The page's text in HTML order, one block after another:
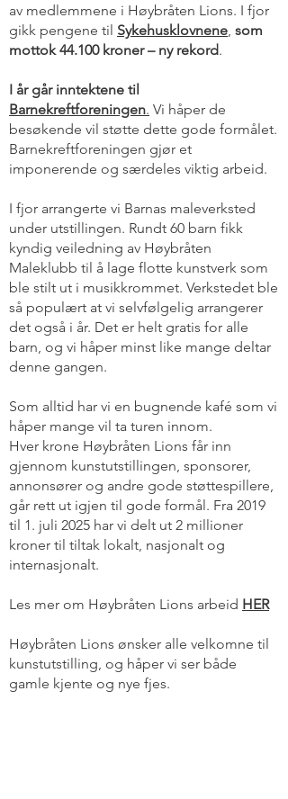
av medlemmene i Høybråten Lions. I fjor
gikk pengene til Sykehusklovnene, som
mottok 44.100 kroner – ny rekord.
I år går inntektene til
Barnekreftforeningen. Vi håper de
besøkende vil støtte dette gode formålet.
Barnekreftforeningen gjør et
imponerende og særdeles viktig arbeid.
I fjor arrangerte vi Barnas maleverksted
under utstillingen. Rundt 60 barn fikk
kyndig veiledning av Høybråten
Maleklubb til å lage flotte kunstverk som
ble stilt ut i musikkrommet. Verkstedet ble
så populært at vi selvfølgelig arrangerer
det også i år. Det er helt gratis for alle
barn, og vi håper minst like mange deltar
denne gangen.
Som alltid har vi en bugnende kafé som vi
håper mange vil ta turen innom.
Hver krone Høybråten Lions får inn
gjennom kunstutstillingen, sponsorer,
annonsører og andre gode støttespillere,
går rett ut igjen til gode formål. Fra 2019
til 1. juli 2025 har vi delt ut 2 millioner
kroner til tiltak lokalt, nasjonalt og
internasjonalt.
Les mer om Høybråten Lions arbeid HER
Høybråten Lions ønsker alle velkomne til
kunstutstilling, og håper vi ser både
gamle kjente og nye fjes.